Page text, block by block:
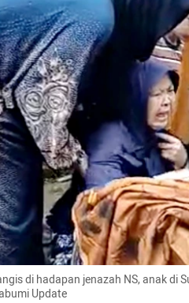
di hadapan jenazah NS, anak di
Update